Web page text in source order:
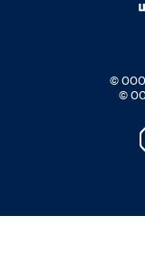
© ООО
©